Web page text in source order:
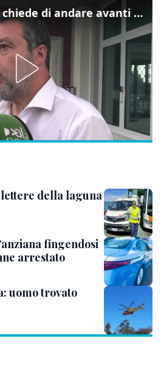
Salvini: "Roggero chiede di andare avanti su norma anti-risarcimenti"
della laguna
fingendosi
arrestato
uomo trovato